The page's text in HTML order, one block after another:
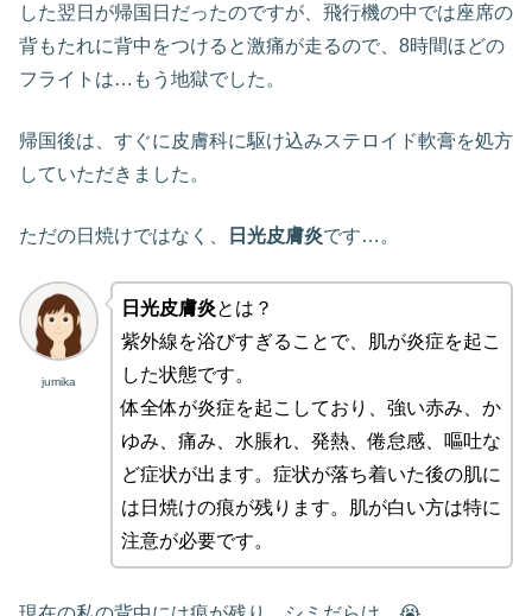
した翌日が帰国日だったのですが、飛行機の中では座席の
背もたれに背中をつけると激痛が走るので、8時間ほどの
フライトは…もう地獄でした。
帰国後は、すぐに皮膚科に駆け込みステロイド軟膏を処方
していただきました。
ただの日焼けではなく、 日光皮膚炎です…。
jumika
日光皮膚炎とは？
紫外線を浴びすぎることで、肌が炎症を起こ
した状態です。
体全体が炎症を起こしており、強い赤み、か
ゆみ、痛み、水脹れ、発熱、倦怠感、嘔吐な
ど症状が出ます。症状が落ち着いた後の肌に
は日焼けの痕が残ります。肌が白い方は特に
注意が必要です。